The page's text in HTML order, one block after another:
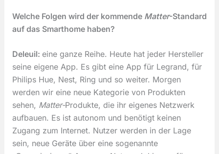
Welche Folgen wird der kommende Matter-Standard
auf das Smarthome haben?
Deleuil: eine ganze Reihe. Heute hat jeder Hersteller
seine eigene App. Es gibt eine App für Legrand, für
Philips Hue, Nest, Ring und so weiter. Morgen
werden wir eine neue Kategorie von Produkten
sehen, Matter-Produkte, die ihr eigenes Netzwerk
aufbauen. Es ist autonom und benötigt keinen
Zugang zum Internet. Nutzer werden in der Lage
sein, neue Geräte über eine sogenannte